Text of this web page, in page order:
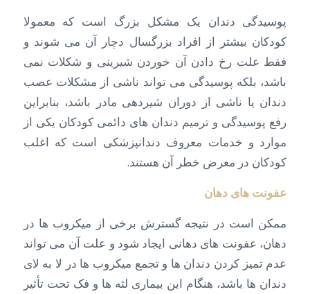
پوسیدگی دندان یک مشکل بزرگ است که معمولا
کودکان بیشتر از افراد بزرگسال دچار آن می شوند و
فقط علت رخ دادن آن خوردن شیرینی و شکلات نمی
باشد، بلکه پوسیدگی می تواند ناشی از مشکلات عصب
دندان یا ناشی از دوران شیردهی مادر باشد، بنابراین
رفع پوسیدگی و ترمیم دندان های دائمی کودکان یکی از
موارد و خدمات معروف دندانپزشکی است که اغلب
کودکان در معرض خطر آن هستند.
عفونت های دهان
ممکن است در نتیجه گسترش برخی از میکروب ها در
دهان، عفونت های دهانی ایجاد شود و علت آن می تواند
عدم تمیز کردن دندان ها و تجمع میکروب ها در لا به لای
دندان ها باشد، هنگام این بیماری لثه ها و فک تحت تأثیر